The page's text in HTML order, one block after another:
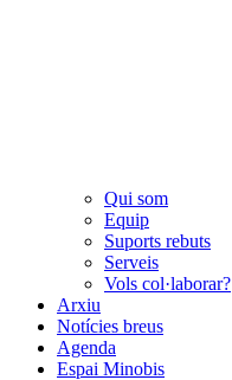
Qui som
Equip
Suports rebuts
Serveis
Vols col·laborar?
Arxiu
Notícies breus
Agenda
Espai Minobis